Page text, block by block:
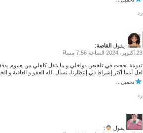
رد
يقول القاصة:
23 أكتوبر، 2024 الساعة 7:56 مساءً
تدوينة نجحت في تلخيص دواخلي و ما يثقل كاهلي من هموم
لعل أياما أكثر إشراقا في إنتظارنا، نسأل الله العفو و العافية و
تحميل...
رد
يقول
: